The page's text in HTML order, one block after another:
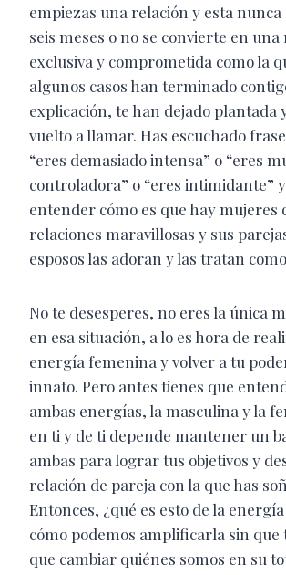
empiezas una relación y esta
seis meses o no se convierte en una
exclusiva y comprometida como la
algunos casos han terminado
explicación, te han dejado plantada
vuelto a llamar. Has escuchado
“eres demasiado intensa” o “eres
controladora” o “eres intimidante”
entender cómo es que hay mujeres
relaciones maravillosas y sus
esposos las adoran y las tratan
No te desesperes, no eres la única
en esa situación, a lo es hora de
energía femenina y volver a tu
innato. Pero antes tienes que
ambas energías, la masculina y la
en ti y de ti depende mantener un
ambas para lograr tus objetivos y
relación de pareja con la que has
Entonces, ¿qué es esto de la
cómo podemos amplificarla sin que
que cambiar quiénes somos en su